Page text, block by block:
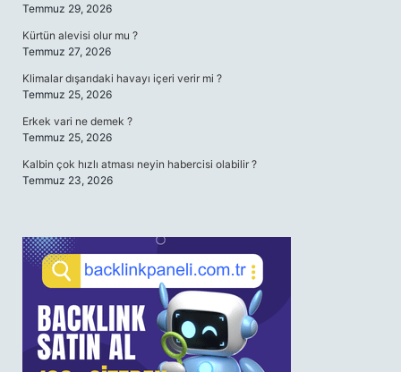
Temmuz 29, 2026
Kürtün alevisi olur mu ?
Temmuz 27, 2026
Klimalar dışarıdaki havayı içeri verir mi ?
Temmuz 25, 2026
Erkek vari ne demek ?
Temmuz 25, 2026
Kalbin çok hızlı atması neyin habercisi olabilir ?
Temmuz 23, 2026